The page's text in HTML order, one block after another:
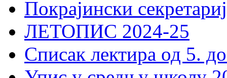
Покрајински
ЛЕТОПИС 2024-25
Списак лектира од 5.